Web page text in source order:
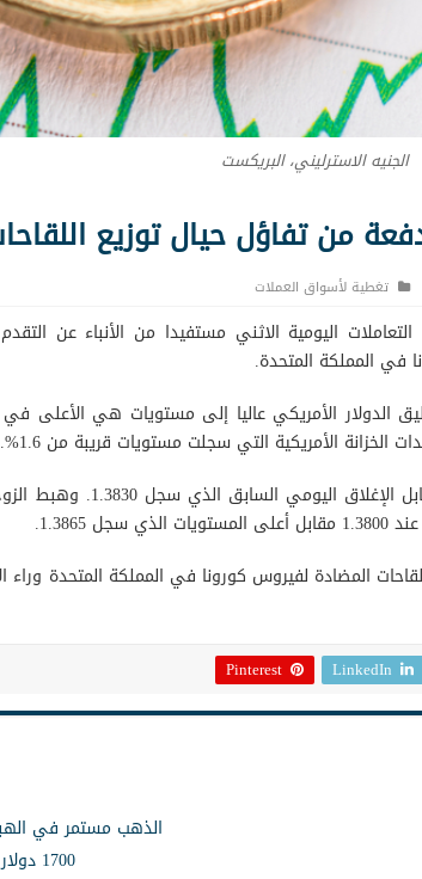
الجنيه الاسترليني، البريكست
من تفاؤل حيال توزيع
تغطية لأسواق العملات
اليومية الاثني مستفيدا من الأنباء عن
في المملكة المتحدة.
الدولار الأمريكي عاليا إلى مستويات هي الأعلى
الأمريكية التي سجلت مستويات قريبة من 1.6%.
وارتفع الإسترليني/ دولار إلى 1.3837 مقابل
المضادة لفيروس كورونا في المملكة المتحدة وراء
LinkedIn
Pinterest
الذهب مستمر في
1700 دولار للأونصة